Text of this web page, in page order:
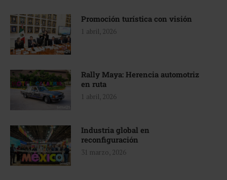
Promoción turística con visión
1 abril, 2026
Rally Maya: Herencia automotriz
en ruta
1 abril, 2026
Industria global en
reconfiguración
31 marzo, 2026